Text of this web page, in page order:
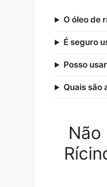
O óleo de
É seguro
Posso
Quais são
Não